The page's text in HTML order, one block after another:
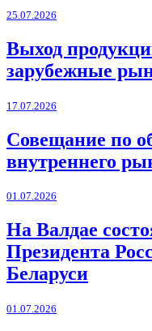
25.07.2026
Выход
зарубежные
17.07.2026
Совещание по
внутреннего
01.07.2026
На Валдае
Президента
Беларуси
01.07.2026